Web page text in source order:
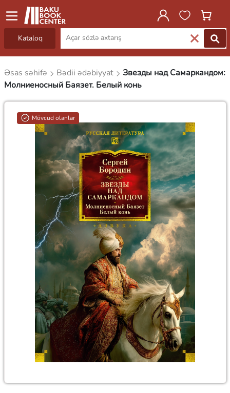
Kataloq
Əsas səhifə Bədii ədəbiyyat
Звезды над Самаркандом:
Молниеносный Баязет. Белый конь
Mövcud olanlar